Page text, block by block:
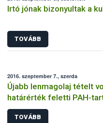
Irtó jónak bizonyultak a
TOVÁBB
2016. szeptember 7., szerda
Újabb lenmagolaj tételt
határérték feletti PAH-
TOVÁBB